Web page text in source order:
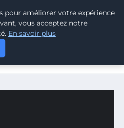
BLOG
: LE RÔLE CLÉ DES CITOYENS
pour améliorer votre expérience
vous acceptez notre
En savoir plus